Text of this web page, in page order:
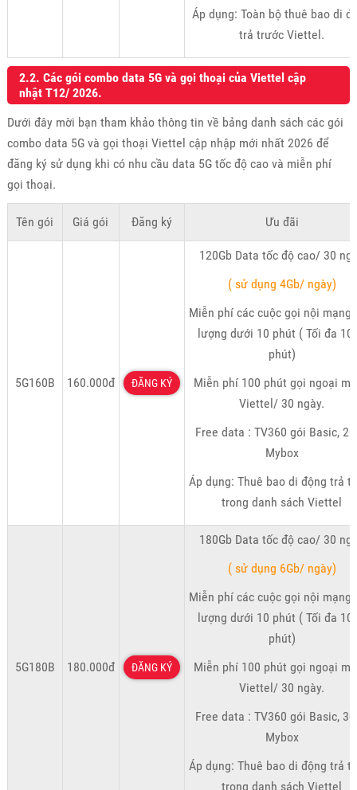
Áp dụng: Toàn bộ thuê bao di
trả trước Viettel.
2.2. Các gói combo data 5G và gọi thoại của Viettel cập
nhật T12/ 2026.
Dưới đây mời bạn tham khảo thông tin về bảng danh sách các gói
combo data 5G và gọi thoại Viettel cập nhập mới nhất 2026 để
đăng ký sử dụng khi có nhu cầu data 5G tốc độ cao và miễn phí
gọi thoại.
Tên gói Giá gói Đăng ký Ưu đãi
5G160B 160.000đ ĐĂNG KÝ
120Gb Data tốc độ cao/ 30
( sử dụng 4Gb/ ngày)
Miễn phí các cuộc gọi nội mạng
lượng dưới 10 phút ( Tối đa
phút)
Miễn phí 100 phút gọi ngoại
Viettel/ 30 ngày.
Free data : TV360 gói Basic,
Mybox
Áp dụng: Thuê bao di động trả
trong danh sách Viettel
5G180B 180.000đ ĐĂNG KÝ
180Gb Data tốc độ cao/ 30
( sử dụng 6Gb/ ngày)
Miễn phí các cuộc gọi nội mạng
lượng dưới 10 phút ( Tối đa
phút)
Miễn phí 100 phút gọi ngoại
Viettel/ 30 ngày.
Free data : TV360 gói Basic,
Mybox
Áp dụng: Thuê bao di động trả
trong danh sách Viettel